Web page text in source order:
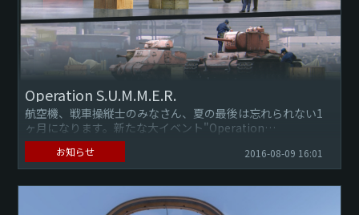
Operation S.U.M.M.E.R.
航空機、戦車操縦士のみなさん、夏の最後は忘れられない1
ヶ月になります。新たな大イベント"Operation
S.U.M.M.E.R."をご案内いたします。空、そして地上の最高の
お知らせ 2016-08-09 16:01